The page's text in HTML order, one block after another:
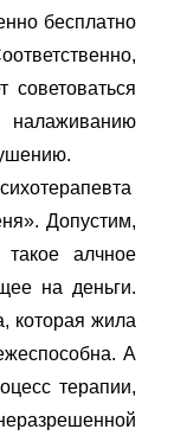
бесплатно
налаживанию
Допустим,
такое алчное
на деньги.
которая жила
А
терапии,